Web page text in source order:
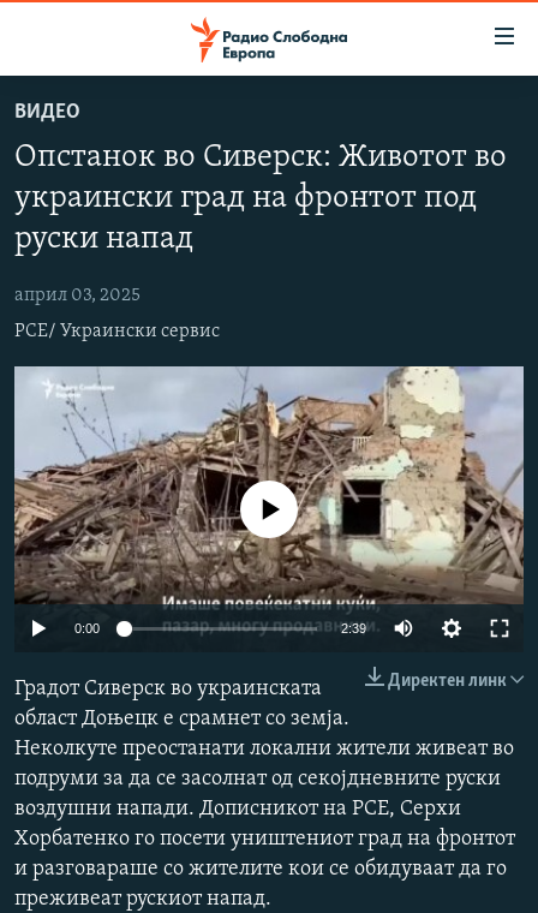
на
содржината
Оди
на
главната
Премини
на
пребарување
МАКЕДОНИЈА
СВЕТ
ВИЗУЕЛНО
ВЕСТИ
ШТО ТРЕБА ДА ЗНАЕТЕ
ПРИЈАВИ СЕ ЗА ЊУЗЛЕТЕР
ПОДКАСТ ЗОШТО?
СЛЕДЕТЕ НЕ
РСЕ веб страници
ВИДЕО
Опстанок во Сиверск: Животот во
украински град на фронтот под
руски напад
април 03, 2025
РСЕ/ Украински сервис
Auto
720p
No media source currently available
0:00 2:39
480p
1080p
Директен линк
Градот Сиверск во украинската
област Доњецк е срамнет со земја.
Неколкуте преостанати локални жители живеат во
подруми за да се засолнат од секојдневните руски
воздушни напади. Дописникот на РСЕ, Серхи
Хорбатенко го посети уништениот град на фронтот
и разговараше со жителите кои се обидуваат да го
преживеат рускиот напад.